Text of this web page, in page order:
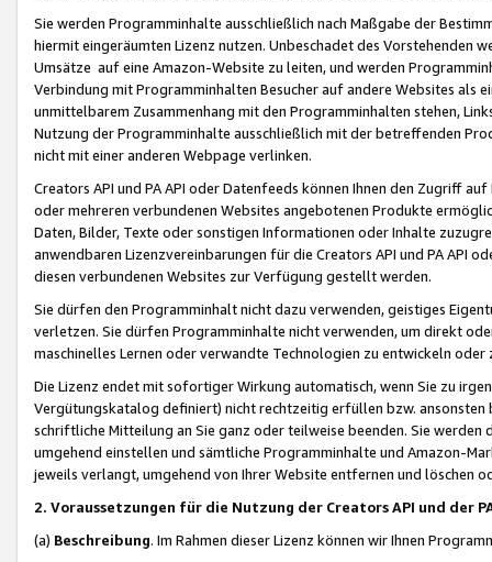
Sie werden Programminhalte ausschließlich nach Maßgabe der
hiermit eingeräumten Lizenz nutzen. Unbeschadet des Vorstehenden
Umsätze auf eine Amazon-Website zu leiten, und werden
Verbindung mit Programminhalten Besucher auf andere Websites als
unmittelbarem Zusammenhang mit den Programminhalten stehen,
Nutzung der Programminhalte ausschließlich mit der betreffenden
nicht mit einer anderen Webpage verlinken.
Creators API und PA API oder Datenfeeds können Ihnen den Zugriff
oder mehreren verbundenen Websites angebotenen Produkte
Daten, Bilder, Texte oder sonstigen Informationen oder Inhalte
anwendbaren Lizenzvereinbarungen für die Creators API und PA API
diesen verbundenen Websites zur Verfügung gestellt werden.
Sie dürfen den Programminhalt nicht dazu verwenden, geistiges
verletzen. Sie dürfen Programminhalte nicht verwenden, um direkt
maschinelles Lernen oder verwandte Technologien zu entwickeln
Die Lizenz endet mit sofortiger Wirkung automatisch, wenn Sie zu
Vergütungskatalog definiert) nicht rechtzeitig erfüllen bzw. ansonsten
schriftliche Mitteilung an Sie ganz oder teilweise beenden. Sie werden
umgehend einstellen und sämtliche Programminhalte und Amazon-
jeweils verlangt, umgehend von Ihrer Website entfernen und löschen
2. Voraussetzungen für die Nutzung der Creators API und der
(a) Beschreibung. Im Rahmen dieser Lizenz können wir Ihnen